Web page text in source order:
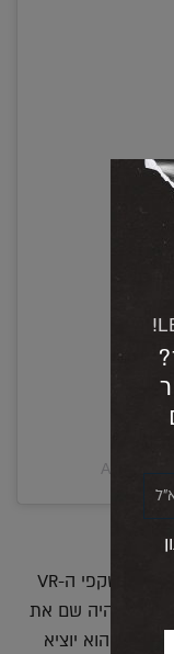
A post
"לדוגמה בעוד לא הרבה שנים תוכלו להרכיב את משקפי ה-VR
שלכם ולהיכנס לעולם המוזיקה של The Weeknd, יהיה שם את
אולי הוא יוציא